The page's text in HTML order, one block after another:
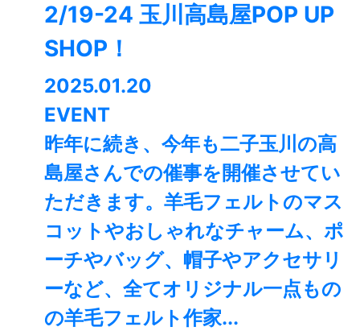
2/19-24 玉川高島屋POP UP
SHOP！
2025.01.20
EVENT
昨年に続き、今年も二子玉川の高
島屋さんでの催事を開催させてい
ただきます。羊毛フェルトのマス
コットやおしゃれなチャーム、ポ
ーチやバッグ、帽子やアクセサリ
ーなど、全てオリジナル一点もの
の羊毛フェルト作家...